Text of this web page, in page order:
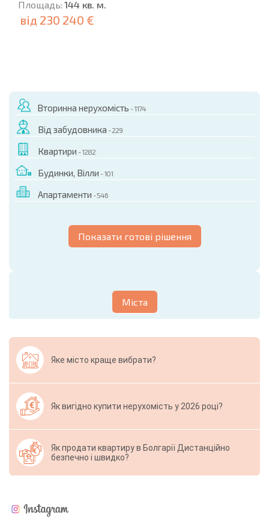
Площадь: 144 кв. м.
від 230 240 €
Вторинна нерухомість - 1174
Від забудовника - 229
Квартири - 1282
Будинки, Вілли - 101
Апартаменти - 546
Показати готові рішення
Міста
Яке місто краще вибрати?
Як вигідно купити нерухомість у 2026 році?
Як продати квартиру в Болгарії Дистанційно
безпечно і швидко?